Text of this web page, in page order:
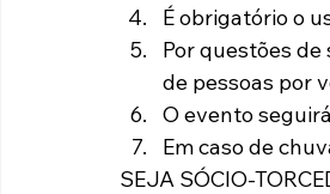
É obrigatório o
Por questões
de pessoas por
O evento
Em caso de
SEJA SÓCIO-